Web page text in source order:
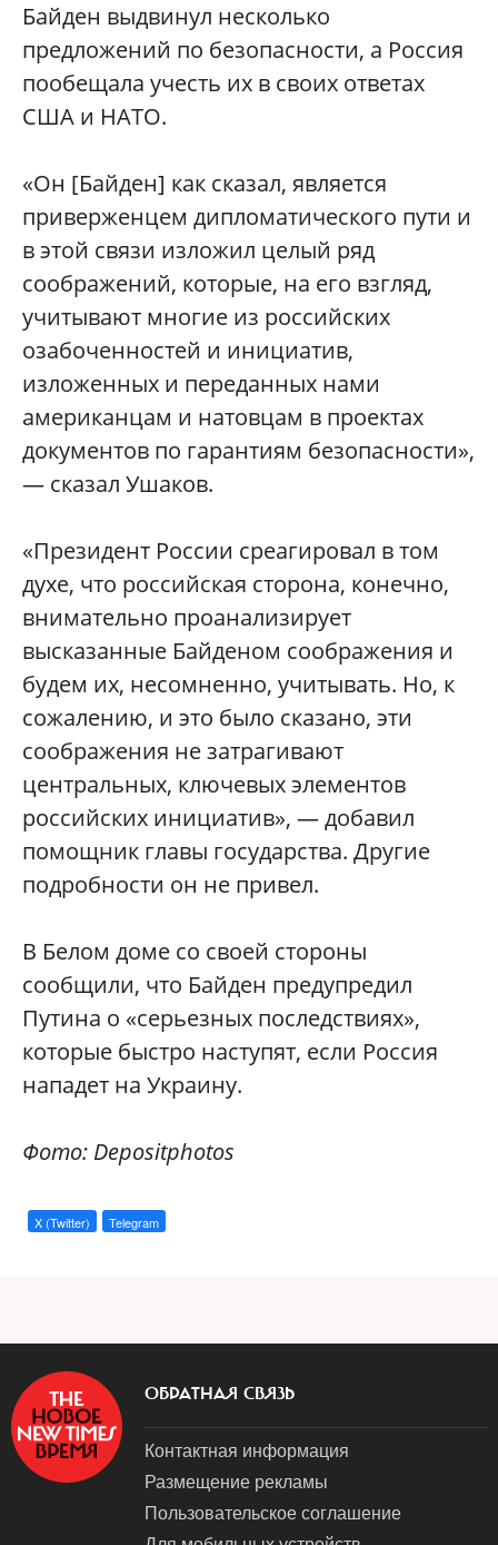
Байден выдвинул несколько
предложений по безопасности, а Россия
пообещала учесть их в своих ответах
США и НАТО.
«Он [Байден] как сказал, является
приверженцем дипломатического пути и
в этой связи изложил целый ряд
соображений, которые, на его взгляд,
учитывают многие из российских
озабоченностей и инициатив,
изложенных и переданных нами
американцам и натовцам в проектах
документов по гарантиям безопасности»,
— сказал Ушаков.
«Президент России среагировал в том
духе, что российская сторона, конечно,
внимательно проанализирует
высказанные Байденом соображения и
будем их, несомненно, учитывать. Но, к
сожалению, и это было сказано, эти
соображения не затрагивают
центральных, ключевых элементов
российских инициатив», — добавил
помощник главы государства. Другие
подробности он не привел.
В Белом доме со своей стороны
сообщили, что Байден предупредил
Путина о «серьезных последствиях»,
которые быстро наступят, если Россия
нападет на Украину.
Фото: Depositphotos
X (Twitter) Telegram
ОБРАТНАЯ СВЯЗЬ
Контактная информация
Размещение рекламы
Пользовательское соглашение